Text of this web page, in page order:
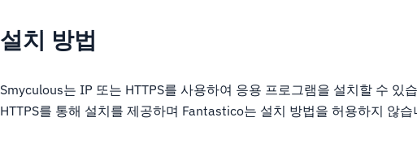
설치 방법
Smyculous는 IP 또는 HTTPS를 사용하여 응용 프로그램을 설치할 수 있
HTTPS를 통해 설치를 제공하며 Fantastico는 설치 방법을 허용하지 않습